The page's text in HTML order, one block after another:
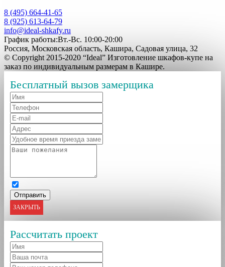
8 (495) 664-41-65
8 (925) 613-64-79
info@ideal-shkafy.ru
График работы:Вт.-Вс. 10:00-20:00
Россия, Московская область, Кашира, Садовая улица, 32
© Copyright 2015-2020 “Ideal” Изготовление шкафов-купе на
заказ по индивидуальным размерам в Кашире.
Бесплатный вызов замерщика
ЗАКРЫТЬ
Рассчитать проект